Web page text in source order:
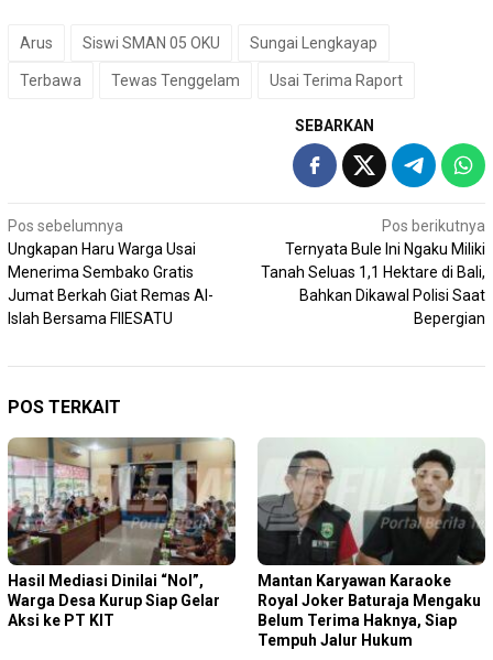
Arus Siswi SMAN 05 OKU Sungai Lengkayap
Terbawa Tewas Tenggelam Usai Terima Raport
SEBARKAN
Navigasi
pos
Pos sebelumnya
Ungkapan Haru Warga Usai
Menerima Sembako Gratis
Jumat Berkah Giat Remas Al-
Islah Bersama FIlESATU
Pos berikutnya
Ternyata Bule Ini Ngaku Miliki
Tanah Seluas 1,1 Hektare di Bali,
Bahkan Dikawal Polisi Saat
Bepergian
POS TERKAIT
Hasil Mediasi Dinilai “Nol”,
Warga Desa Kurup Siap Gelar
Aksi ke PT KIT
Mantan Karyawan Karaoke
Royal Joker Baturaja Mengaku
Belum Terima Haknya, Siap
Tempuh Jalur Hukum